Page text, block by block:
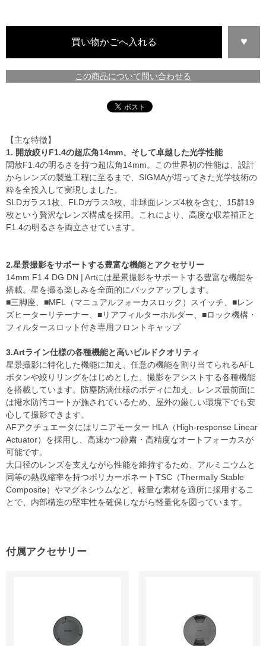
この商品について問い合わせる
【主な特徴】
1. 開放絞りF1.4の超広角14mm、そして卓越した光学性能
開放F1.4の明るさを持つ超広角14mm。この世界初の性能は、設計
からレンズの製造工程に至るまで、SIGMAが培ってきた光学技術の
粋を全投入して実現しました。
SLDガラス1枚、FLDガラス3枚、非球面レンズ4枚を含む、15群19
枚という贅沢なレンズ構成を採用。これにより、高度な収差補正と
F1.4の明るさを両立させています。
2.星景撮影をサポートする豊富な機能とアクセサリー
14mm F1.4 DG DN | Artには星景撮影をサポートする豊富な機能を
搭載。星を撮る楽しみを全面的にバックアップします。
■三脚座、■MFL（マニュアルフォーカスロック）スイッチ、■レン
ズヒーターリテーナー、■リアフィルターホルダー、■ロック機構・
フィルタースロット付き専用フロントキャップ
3.Artライン仕様の各種機能と高いビルドクオリティ
星景撮影に特化した機能に加え、任意の機能を割り当てられるAFL
ボタンや絞りリングをはじめとした、撮影をアシストする各種機能
を搭載しています。防塵防滴仕様のボディに加え、レンズ最前面に
は撥水防汚コートが施されているため、屋外の厳しい環境下でも安
心して撮影できます。
AFアクチュエータにはリニアモーター HLA（High-response Linear
Actuator）を採用し、高速かつ静粛・高精度なオートフォーカスが
可能です。
大口径のレンズを支えながら性能を維持するため、アルミニウムと
同等の熱収縮率を持つポリカーボネートTSC（Thermally Stable
Composite）やマグネシウムなど、軽量な素材を適所に採用するこ
とで、内部構造の堅牢性を確保しながら軽量化を図っています。
付属アクセサリー